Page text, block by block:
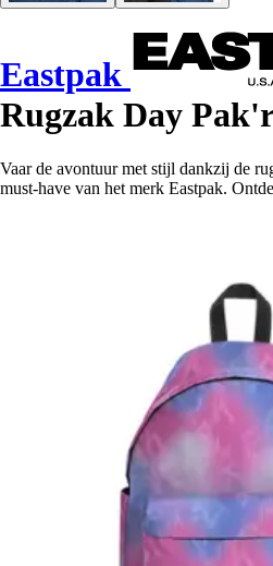
Eastpak
Rugzak Day
Vaar de avontuur met stijl dankzij de
must-have van het merk Eastpak.